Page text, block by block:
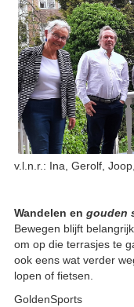
v.l.n.r.: Ina, Gerolf,
Wandelen en gouden
Bewegen blijft
om op die terrasjes te
ook eens wat verder
lopen of fietsen.
GoldenSports